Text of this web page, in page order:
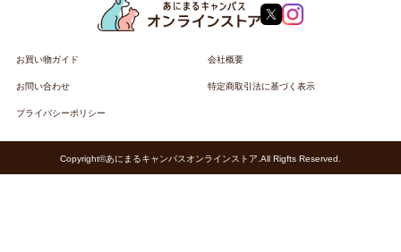
お買い物ガイド 会社概要
お問い合わせ 特定商取引法に基づく表示
プライバシーポリシー
Copyright©あにまるキャンパスオンラインストア.All Rigfts Reserved.